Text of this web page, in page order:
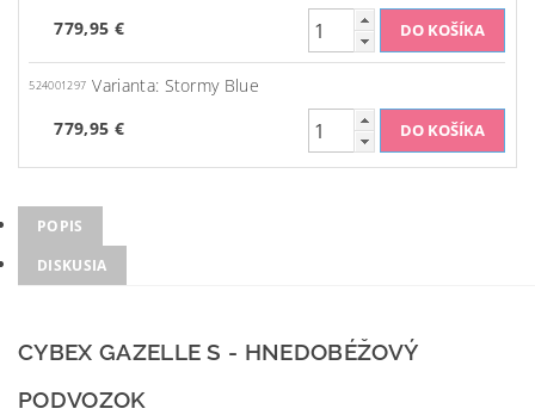
779,95 €
524001297 Varianta: Stormy Blue
779,95 €
POPIS
DISKUSIA
CYBEX GAZELLE S - HNEDOBÉŽOVÝ
PODVOZOK